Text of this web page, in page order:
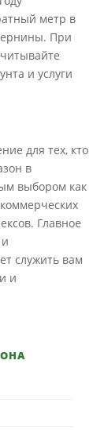
метр в
При
и услуги
для тех, кто
в
выбором как
Главное
служить вам
и